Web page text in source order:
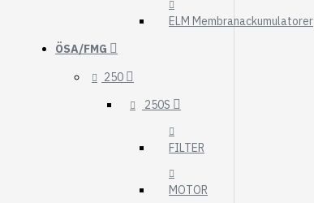
ELM Membranackumulatorer
ÖSA/FMG
250
250S
FILTER
MOTOR